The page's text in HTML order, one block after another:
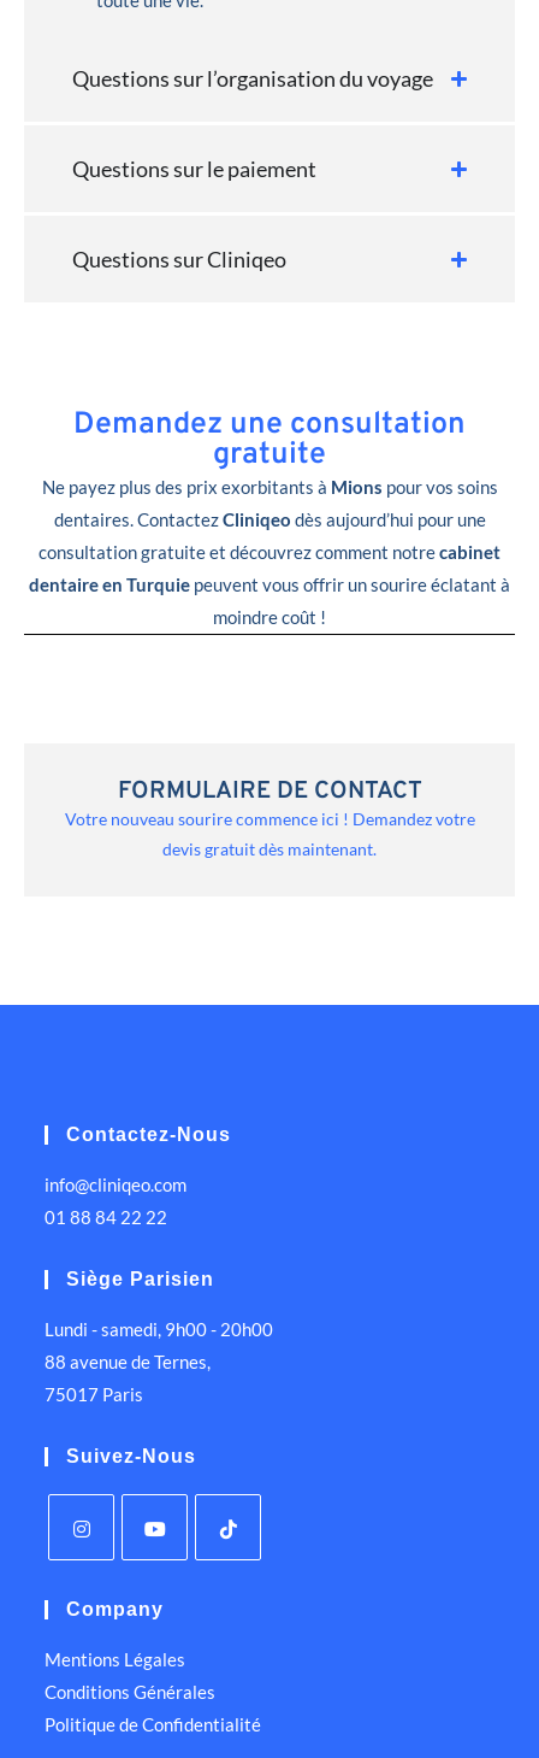
Questions sur l’organisation du voyage
Questions sur le paiement
Questions sur Cliniqeo
Demandez une consultation
gratuite
Ne payez plus des prix exorbitants à Mions pour vos soins
dentaires. ContactezCliniqeo dès aujourd’hui pour une
consultation gratuite et découvrez comment notrecabinet
dentaire en Turquie peuvent vous offrir un sourire éclatant à
moindre coût !
FORMULAIRE DE CONTACT
Votre nouveau sourire commence ici ! Demandez votre
devis gratuit dès maintenant.
Contactez-Nous
info@cliniqeo.com
01 88 84 22 22
Siège Parisien
Lundi - samedi, 9h00 - 20h00
88 avenue de Ternes,
75017 Paris
Suivez-Nous
Company
Mentions Légales
Conditions Générales
Politique de Confidentialité